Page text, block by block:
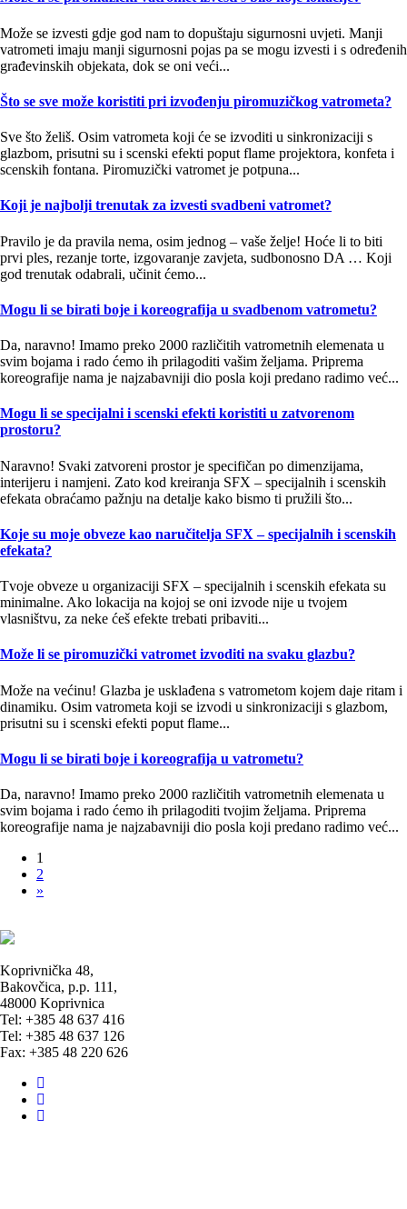
Može se izvesti gdje god nam to dopuštaju sigurnosni uvjeti. Manji
vatrometi imaju manji sigurnosni pojas pa se mogu izvesti i s određenih
građevinskih objekata, dok se oni veći...
Što se sve može koristiti pri izvođenju piromuzičkog vatrometa?
Sve što želiš. Osim vatrometa koji će se izvoditi u sinkronizaciji s
glazbom, prisutni su i scenski efekti poput flame projektora, konfeta i
scenskih fontana. Piromuzički vatromet je potpuna...
Koji je najbolji trenutak za izvesti svadbeni vatromet?
Pravilo je da pravila nema, osim jednog – vaše želje! Hoće li to biti
prvi ples, rezanje torte, izgovaranje zavjeta, sudbonosno DA … Koji
god trenutak odabrali, učinit ćemo...
Mogu li se birati boje i koreografija u svadbenom vatrometu?
Da, naravno! Imamo preko 2000 različitih vatrometnih elemenata u
svim bojama i rado ćemo ih prilagoditi vašim željama. Priprema
koreografije nama je najzabavniji dio posla koji predano radimo već...
Mogu li se specijalni i scenski efekti koristiti u zatvorenom
prostoru?
Naravno! Svaki zatvoreni prostor je specifičan po dimenzijama,
interijeru i namjeni. Zato kod kreiranja SFX – specijalnih i scenskih
efekata obraćamo pažnju na detalje kako bismo ti pružili što...
Koje su moje obveze kao naručitelja SFX – specijalnih i scenskih
efekata?
Tvoje obveze u organizaciji SFX – specijalnih i scenskih efekata su
minimalne. Ako lokacija na kojoj se oni izvode nije u tvojem
vlasništvu, za neke ćeš efekte trebati pribaviti...
Može li se piromuzički vatromet izvoditi na svaku glazbu?
Može na većinu! Glazba je usklađena s vatrometom kojem daje ritam i
dinamiku. Osim vatrometa koji se izvodi u sinkronizaciji s glazbom,
prisutni su i scenski efekti poput flame...
Mogu li se birati boje i koreografija u vatrometu?
Da, naravno! Imamo preko 2000 različitih vatrometnih elemenata u
svim bojama i rado ćemo ih prilagoditi tvojim željama. Priprema
koreografije nama je najzabavniji dio posla koji predano radimo već...
Posts
navigation
1
2
»
Koprivnička 48,
Bakovčica, p.p. 111,
48000 Koprivnica
Tel: +385 48 637 416
Tel: +385 48 637 126
Fax: +385 48 220 626